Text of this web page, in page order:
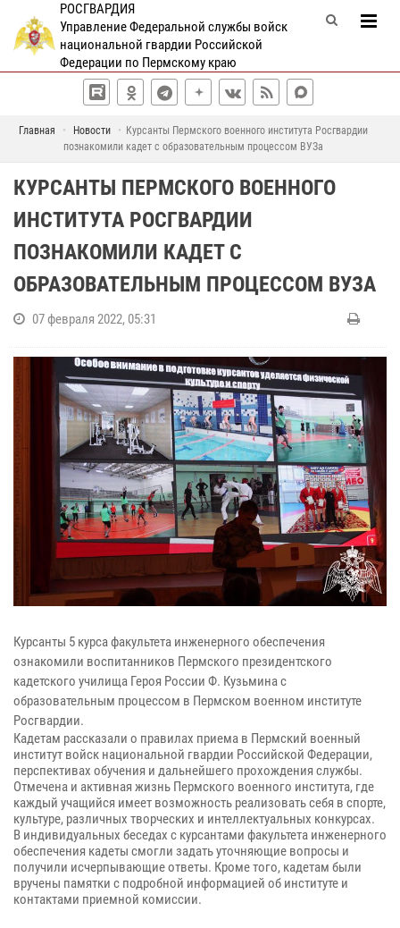
РОСГВАРДИЯ
Управление Федеральной службы войск
национальной гвардии Российской
Федерации по Пермскому краю
Главная Новости
Курсанты Пермского военного института Росгвардии
познакомили кадет с образовательным процессом ВУЗа
КУРСАНТЫ ПЕРМСКОГО ВОЕННОГО
ИНСТИТУТА РОСГВАРДИИ
ПОЗНАКОМИЛИ КАДЕТ С
ОБРАЗОВАТЕЛЬНЫМ ПРОЦЕССОМ ВУЗА
07 февраля 2022, 05:31
Курсанты 5 курса факультета инженерного обеспечения
ознакомили воспитанников Пермского президентского
кадетского училища Героя России Ф. Кузьмина с
образовательным процессом в Пермском военном институте
Росгвардии.
Кадетам рассказали о правилах приема в Пермский военный
институт войск национальной гвардии Российской Федерации,
перспективах обучения и дальнейшего прохождения службы.
Отмечена и активная жизнь Пермского военного института, где
каждый учащийся имеет возможность реализовать себя в спорте,
культуре, различных творческих и интеллектуальных конкурсах.
В индивидуальных беседах с курсантами факультета инженерного
обеспечения кадеты смогли задать уточняющие вопросы и
получили исчерпывающие ответы. Кроме того, кадетам были
вручены памятки с подробной информацией об институте и
контактами приемной комиссии.